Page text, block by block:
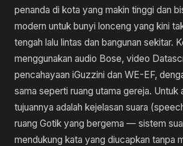
penanda di kota yang makin tinggi dan
modern untuk bunyi lonceng yang kini
tengah lalu lintas dan bangunan sekitar.
menggunakan audio Bose, video
pencahayaan iGuzzini dan WE-EF,
sama seperti ruang utama gereja. Untuk
tujuannya adalah kejelasan suara
ruang Gotik yang bergema — sistem
mendukung kata yang diucapkan tanpa